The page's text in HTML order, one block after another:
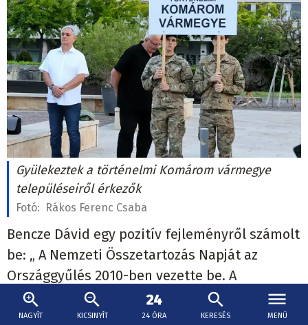
NAGYÍT KICSINYÍT 24 ÓRA KERESÉS MENÜ
Gyülekeztek a történelmi Komárom vármegye
településeiről érkezők
Fotó: Rákos Ferenc Csaba
Bencze Dávid egy pozitív fejleményről számolt
be: „ A Nemzeti Összetartozás Napját az
Országgyűlés 2010-ben vezette be. A
kezdeményezés mögött az a felismerés állt,
hogy Trianon nem csupán történelmi